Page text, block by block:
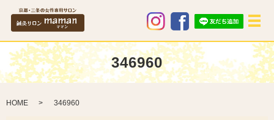
メ
346960
HOME 346960